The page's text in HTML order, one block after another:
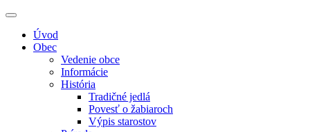
Úvod
Obec
Vedenie obce
Informácie
História
Tradičné jedlá
Povesť o žabiaroch
Výpis starostov